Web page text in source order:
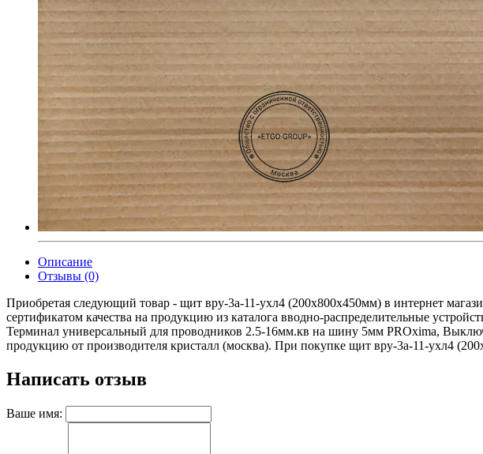
Описание
Отзывы (0)
Приобретая следующий товар - щит вру-3а-11-ухл4 (200х800х450мм) в интернет
сертификатом качества на продукцию из каталога вводно-распределительные
Терминал универсальный для проводников 2.5-16мм.кв на шину 5мм PROxima,
продукцию от производителя кристалл (москва). При покупке щит вру-3а-11-ухл4
Написать отзыв
Ваше имя: